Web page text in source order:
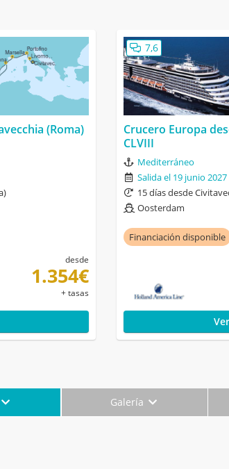
(Roma)
desde
1.354€
+ tasas
7,6
Crucero Europa
CLVIII
Mediterráneo
Salida el 19 junio 2027
15 días desde
Oosterdam
Financiación disponible
Galería